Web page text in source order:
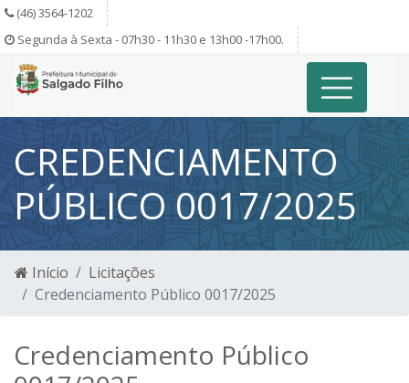
(46) 3564-1202
Segunda à Sexta - 07h30 - 11h30 e 13h00 -17h00.
CREDENCIAMENTO
PÚBLICO 0017/2025
Início
Licitações
Credenciamento Público 0017/2025
Credenciamento Público